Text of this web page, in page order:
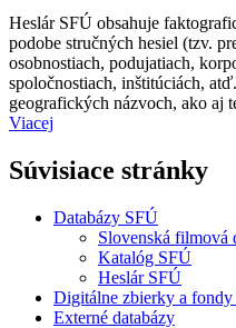
Heslár SFÚ obsahuje
podobe stručných hesiel (tzv.
osobnostiach, podujatiach,
spoločnostiach, inštitúciách,
geografických názvoch, ako aj
Viacej
Súvisiace stránky
Databázy SFÚ
Slovenská filmová
Katalóg SFÚ
Heslár SFÚ
Digitálne zbierky a
Externé databázy